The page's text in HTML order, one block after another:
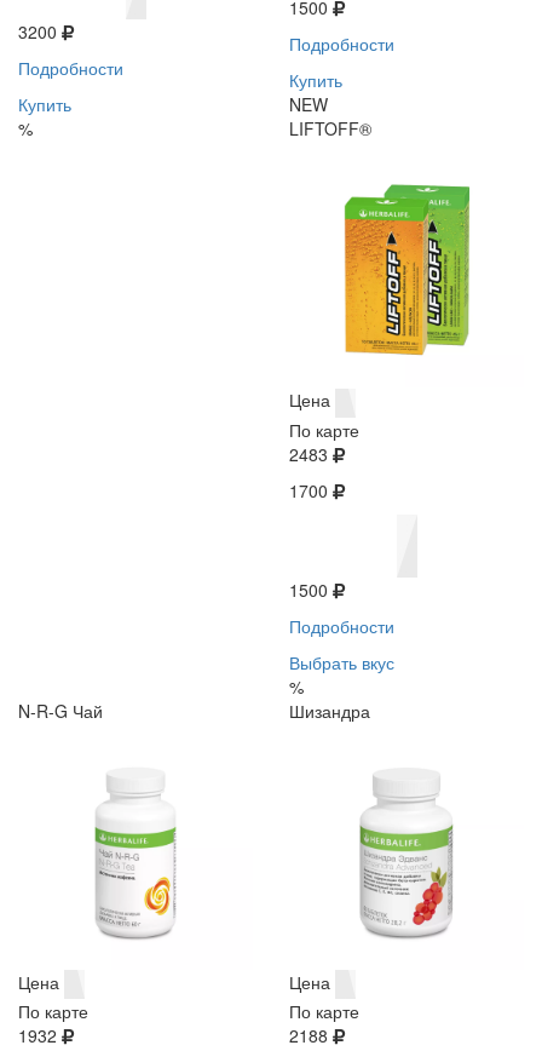
3200
Подробности
Купить
%
1500
Подробности
Купить
NEW
LIFTOFF®
Цена
По карте
2483
1700
1500
Подробности
Выбрать вкус
%
N-R-G Чай
Цена
По карте
1932
Шизандра
Цена
По карте
2188